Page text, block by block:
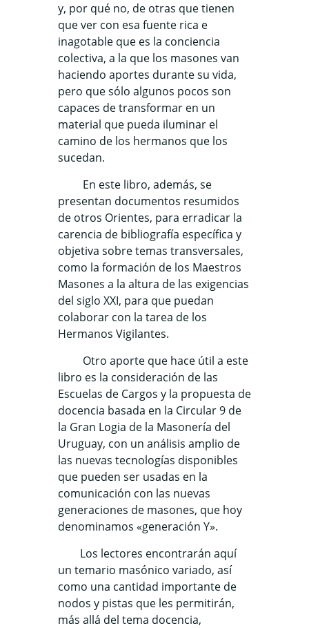
y, por qué no, de otras que tienen
que ver con esa fuente rica e
inagotable que es la conciencia
colectiva, a la que los masones van
haciendo aportes durante su vida,
pero que sólo algunos pocos son
capaces de transformar en un
material que pueda iluminar el
camino de los hermanos que los
sucedan.
En este libro, además, se
presentan documentos resumidos
de otros Orientes, para erradicar la
carencia de bibliografía específica y
objetiva sobre temas transversales,
como la formación de los Maestros
Masones a la altura de las exigencias
del siglo XXI, para que puedan
colaborar con la tarea de los
Hermanos Vigilantes.
Otro aporte que hace útil a este
libro es la consideración de las
Escuelas de Cargos y la propuesta de
docencia basada en la Circular 9 de
la Gran Logia de la Masonería del
Uruguay, con un análisis amplio de
las nuevas tecnologías disponibles
que pueden ser usadas en la
comunicación con las nuevas
generaciones de masones, que hoy
denominamos «generación Y».
Los lectores encontrarán aquí
un temario masónico variado, así
como una cantidad importante de
nodos y pistas que les permitirán,
más allá del tema docencia,